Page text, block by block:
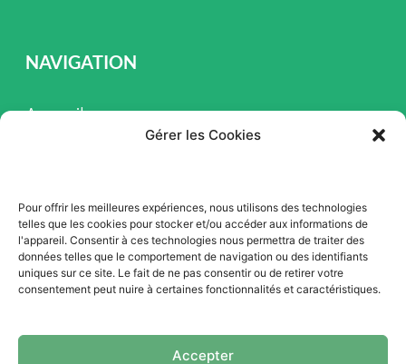
Gérer les Cookies
Pour offrir les meilleures expériences, nous utilisons des technologies
telles que les cookies pour stocker et/ou accéder aux informations de
l'appareil. Consentir à ces technologies nous permettra de traiter des
données telles que le comportement de navigation ou des identifiants
uniques sur ce site. Le fait de ne pas consentir ou de retirer votre
consentement peut nuire à certaines fonctionnalités et caractéristiques.
Accepter
NAVIGATION
Accueil
Promotion
Blogue
Nous contacter